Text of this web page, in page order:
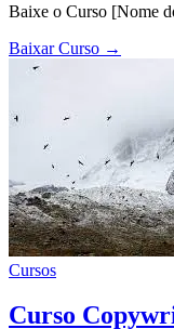
Baixe o Curso [Nome
Baixar Curso →
Cursos
Curso